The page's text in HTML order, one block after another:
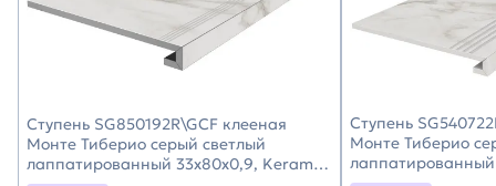
Ступень SG850192R\GCF клееная
Монте Тиберио серый светлый
лаппатированный 33x80x0,9, Kerama
Ступень
Монте Тиберио